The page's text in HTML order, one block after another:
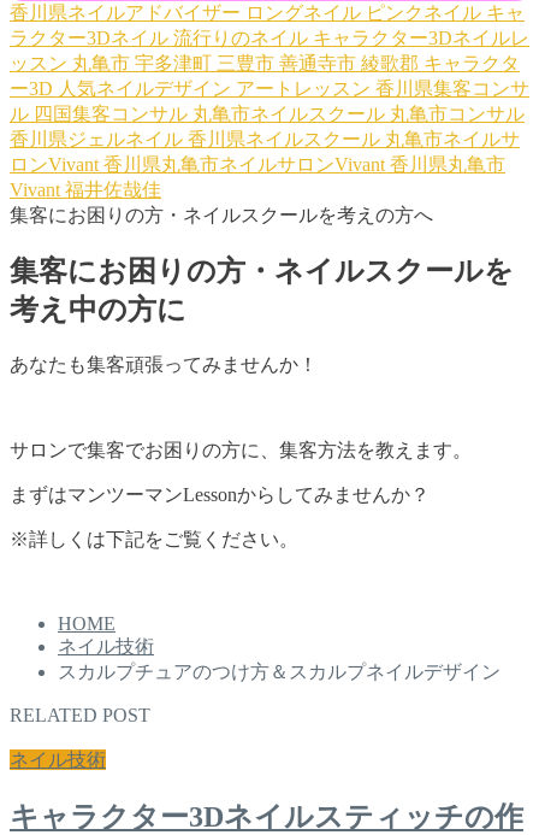
香川県ネイルアドバイザー ロングネイル ピンクネイル キャ
ラクター3Dネイル 流行りのネイル キャラクター3Dネイルレ
ッスン 丸亀市 宇多津町 三豊市 善通寺市 綾歌郡 キャラクタ
ー3D 人気ネイルデザイン アートレッスン 香川県集客コンサ
ル 四国集客コンサル 丸亀市ネイルスクール 丸亀市コンサル
香川県ジェルネイル 香川県ネイルスクール 丸亀市ネイルサ
ロンVivant 香川県丸亀市ネイルサロンVivant 香川県丸亀市
Vivant 福井佐哉佳
集客にお困りの方・ネイルスクールを考えの方へ
集客にお困りの方・ネイルスクールを
考え中の方に
あなたも集客頑張ってみませんか！
サロンで集客でお困りの方に、集客方法を教えます。
まずはマンツーマンLessonからしてみませんか？
※詳しくは下記をご覧ください。
HOME
ネイル技術
スカルプチュアのつけ方＆スカルプネイルデザイン
RELATED POST
ネイル技術
キャラクター3Dネイルスティッチの作